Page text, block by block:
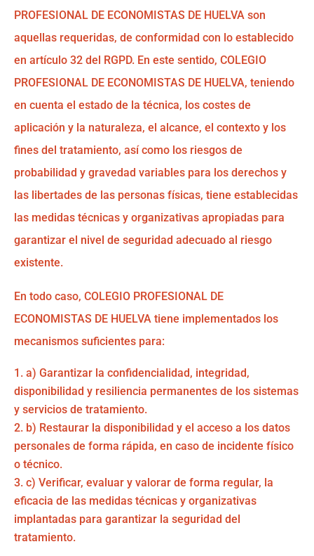
PROFESIONAL DE ECONOMISTAS DE HUELVA son
aquellas requeridas, de conformidad con lo establecido
en artículo 32 del RGPD. En este sentido, COLEGIO
PROFESIONAL DE ECONOMISTAS DE HUELVA, teniendo
en cuenta el estado de la técnica, los costes de
aplicación y la naturaleza, el alcance, el contexto y los
fines del tratamiento, así como los riesgos de
probabilidad y gravedad variables para los derechos y
las libertades de las personas físicas, tiene establecidas
las medidas técnicas y organizativas apropiadas para
garantizar el nivel de seguridad adecuado al riesgo
existente.
En todo caso, COLEGIO PROFESIONAL DE
ECONOMISTAS DE HUELVA tiene implementados los
mecanismos suficientes para:
a) Garantizar la confidencialidad, integridad,
disponibilidad y resiliencia permanentes de los sistemas
y servicios de tratamiento.
b) Restaurar la disponibilidad y el acceso a los datos
personales de forma rápida, en caso de incidente físico
o técnico.
c) Verificar, evaluar y valorar de forma regular, la
eficacia de las medidas técnicas y organizativas
implantadas para garantizar la seguridad del
tratamiento.